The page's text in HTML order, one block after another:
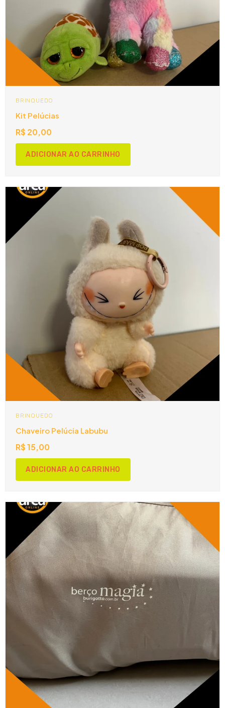
BRINQUEDO
Kit Pelúcias
R$20,00
ADICIONAR AO CARRINHO
BRINQUEDO
Chaveiro Pelúcia Labubu
R$15,00
ADICIONAR AO CARRINHO